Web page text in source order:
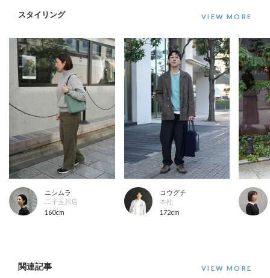
スタイリング
ニシムラ
二子玉川店
160cm
コウグチ
本社
172cm
関連記事 VIEW MORE